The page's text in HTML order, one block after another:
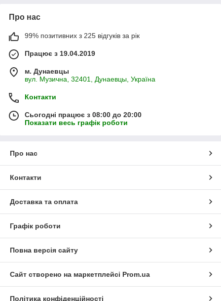
Про нас
99% позитивних з 225 відгуків за рік
Працює з 19.04.2019
м. Дунаевцы
вул. Музична, 32401, Дунаевцы, Україна
Контакти
Сьогодні працює з 08:00 до 20:00
Показати весь графік роботи
Про нас
Контакти
Доставка та оплата
Графік роботи
Повна версія сайту
Сайт створено на маркетплейсі Prom.ua
Політика конфіденційності